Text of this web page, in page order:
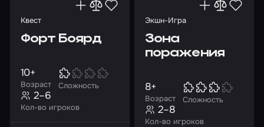
Квест
Форт Боярд
Возраст
10+
Сложность
Кол-во игроков
2–6
Экшн-Игра
Зона
поражения
Возраст
8+
Сложность
Кол-во игроков
2–8